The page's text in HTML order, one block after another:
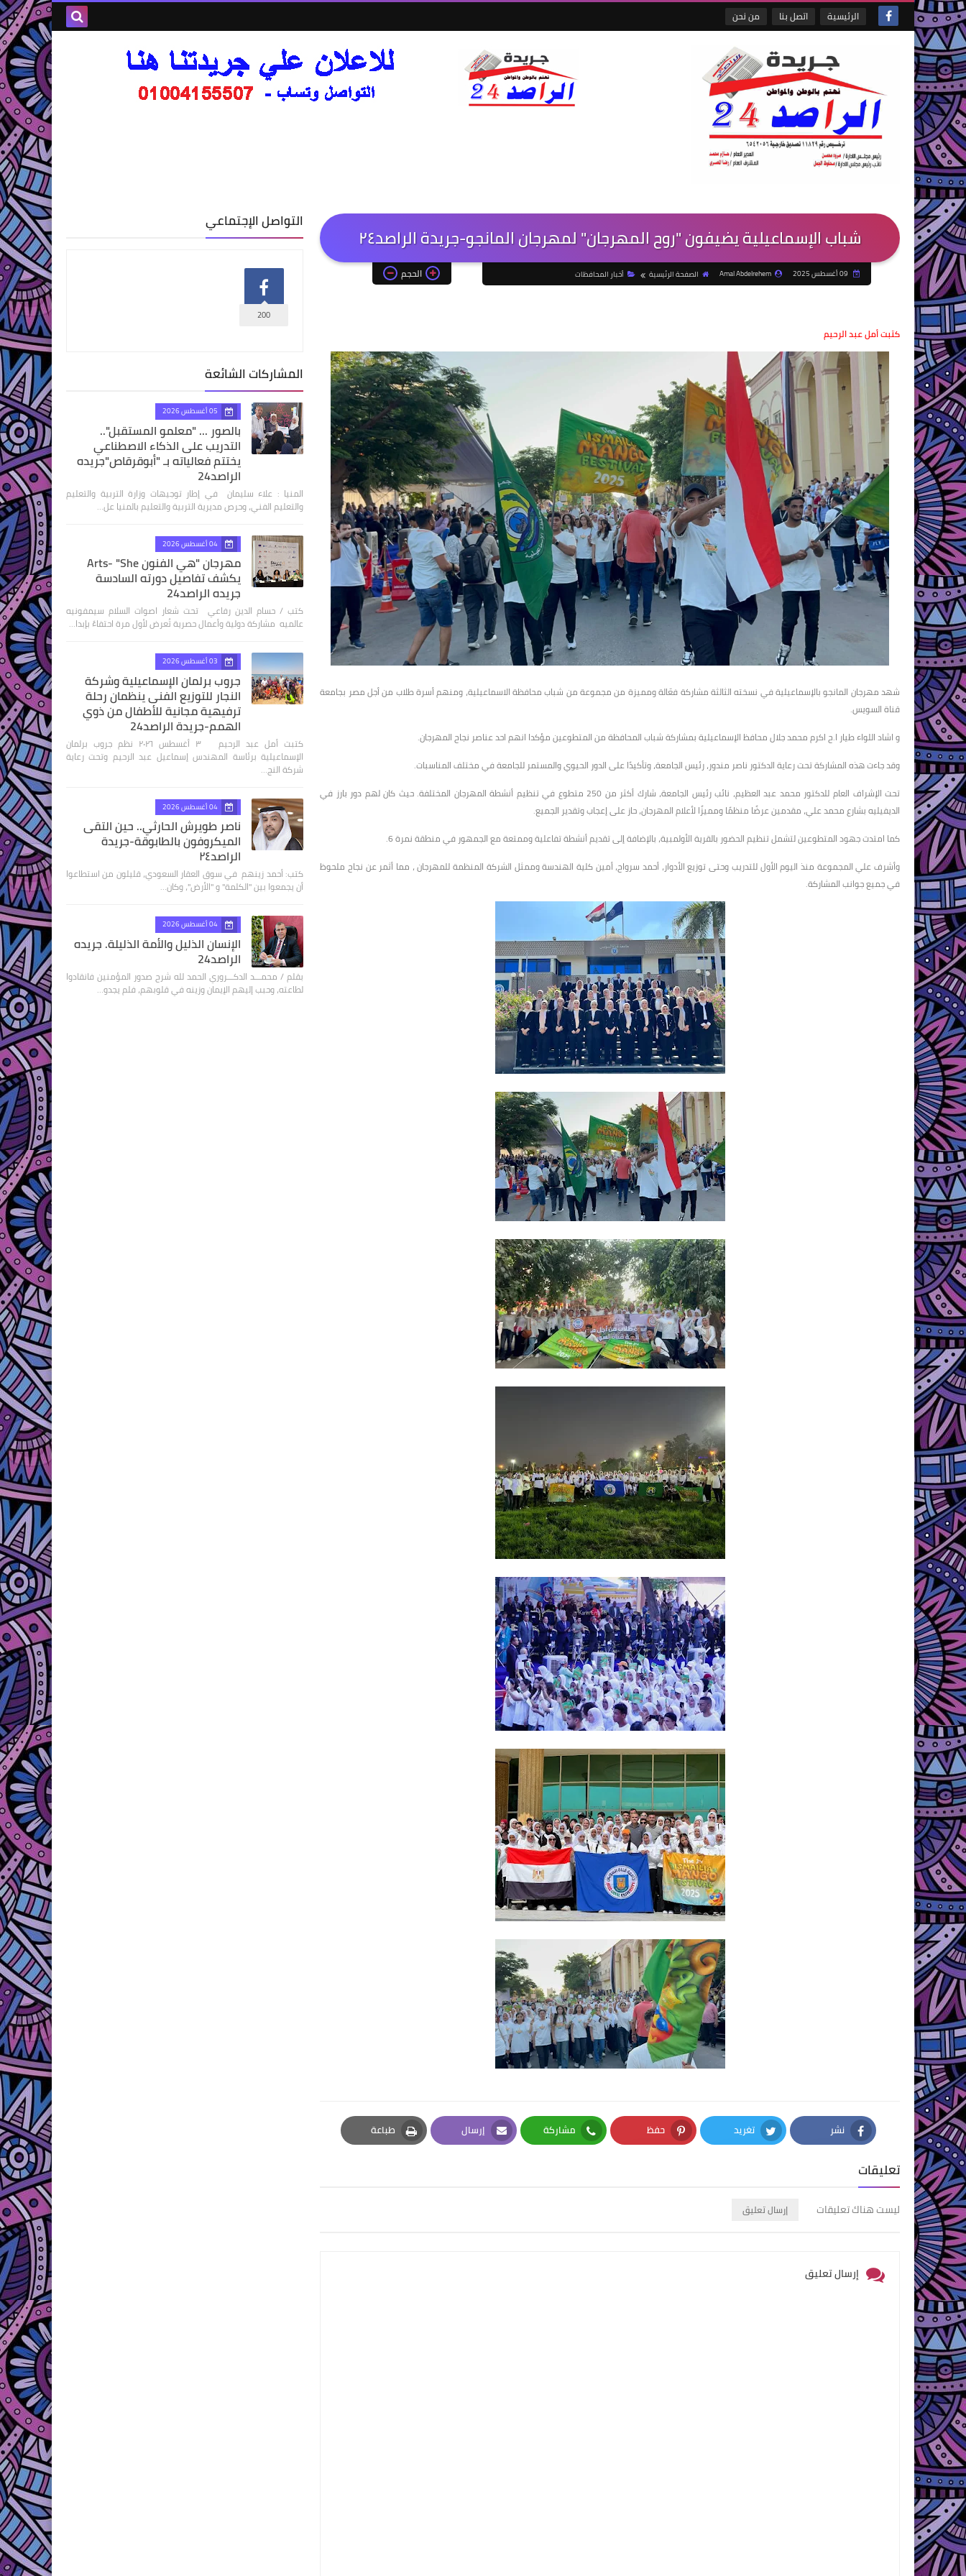
الرئيسية اتصل بنا من نحن
شباب الإسماعيلية يضيفون "روح المهرجان" لمهرجان المانجو-جريدة الراصد٢٤
Amal Abdelrehem الصفحة الرئيسية أخبار المحافظات الحجم
كتبت أمل عبد الرحيم
شهد مهرجان المانجو بالإسماعيلية في نسخته الثالثة مشاركة فعّالة ومميزة من مجموعة من شباب محافظة الاسماعيلية، ومنهم أسرة طلاب من أجل مصر بجامعة
قناة السويس.
و اشاد اللواء طيار ا.ح اكرم محمد جلال محافظ الإسماعيلية بمشاركة شباب المحافظة من المتطوعين مؤكدا انهم احد عناصر نجاح المهرجان.
وقد جاءت هذه المشاركة تحت رعاية الدكتور ناصر مندور، رئيس الجامعة، وتأكيدًا على الدور الحيوي والمستمر للجامعة في مختلف المناسبات.
تحت الإشراف العام للدكتور محمد عبد العظيم، نائب رئيس الجامعة، شارك أكثر من 250 متطوع في تنظيم أنشطة المهرجان المختلفة. حيث كان لهم دور بارز في
الديفيليه بشارع محمد علي، مقدمين عرضًا منظمًا ومميزًا لأعلام المهرجان، حاز على إعجاب وتقدير الجميع.
كما امتدت جهود المتطوعين لتشمل تنظيم الحضور بالقرية الأولمبية، بالإضافة إلى تقديم أنشطة تفاعلية وممتعة مع الجمهور في منطقة نمرة 6.
وأشرف علي المجموعة منذ اليوم الأول للتدريب وحتى توزيع الأدوار، أحمد سرواح، أمين كلية الهندسة وممثل الشركة المنظمة للمهرجان ، مما أثمر عن نجاح ملحوظ
في جميع جوانب المشاركة.
نشر
Facebook
تغريد
Twitter
حفظ
Pinterest
مشاركة
Whatsapp
إرسال
Email
طباعة
Print
تعليقات
ليست هناك تعليقات إرسال تعليق
إرسال تعليق
التواصل الإجتماعي
200
المشاركات الشائعة
05 أغسطس 2026
بالصور ... "معلمو المستقبل"..
التدريب على الذكاء الاصطناعي
يختتم فعالياته بـ "أبوقرقاص"جريده
الراصد24
المنيا : علاء سليمان في إطار توجيهات وزارة التربية والتعليم
والتعليم الفني، وحرص مديرية التربية والتعليم بالمنيا عل…
04 أغسطس 2026
مهرجان "هي الفنون Arts- "She
يكشف تفاصيل دورته السادسة
جريده الراصد24
كتب / حسام الدين رفاعي تحت شعار اصوات السلام سيمفونيه
عالميه مشاركة دولية وأعمال حصرية تُعرض لأول مرة احتفاءً بإبدا…
03 أغسطس 2026
جروب برلمان الإسماعيلية وشركة
النجار للتوزيع الفنى ينظمان رحلة
ترفيهية مجانية للأطفال من ذوي
الهمم-جريدة الراصد24
كتبت أمل عبد الرحيم ٣ أغسطس ٢٠٢٦ نظم جروب برلمان
الإسماعيلية برئاسة المهندس إسماعيل عبد الرحيم وتحت رعاية
شركة النج…
04 أغسطس 2026
ناصر طويرش الحارثي.. حين التقى
الميكروفون بالطابوقة-جريدة
الراصد٢٤
كتب: أحمد زينهم في سوق العقار السعودي، قليلون من استطاعوا
أن يجمعوا بين "الكلمة" و "الأرض"، وكان…
04 أغسطس 2026
الإنسان الذليل والأمة الذليلة. جريده
الراصد24
بقلم / محمـــد الدكـــروري الحمد لله شرح صدور المؤمنين فانقادوا
لطاعته، وحبب إليهم الإيمان وزينه في قلوبهم، فلم يجدو…